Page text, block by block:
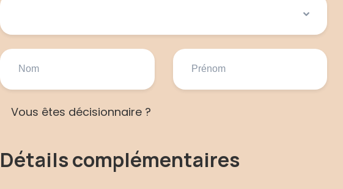
Vous êtes décisionnaire ?
Détails complémentaires